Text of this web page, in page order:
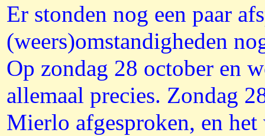
Er stonden nog een paar
(weers)omstandigheden
Op zondag 28 october en
allemaal precies. Zondag
Mierlo afgesproken, en